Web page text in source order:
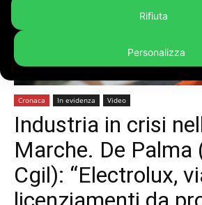
Cronaca In evidenza Video
Industria in crisi
Marche. De Palma
Cgil): “Electrolux,
Rifiuta
Personalizza